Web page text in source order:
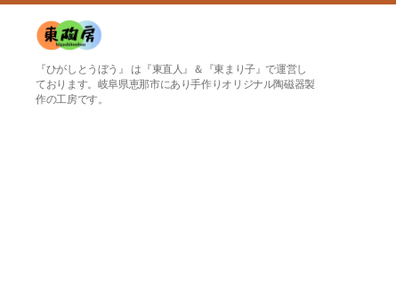
東
陶
房
『ひがしとうぼう』 は『東直人』＆『東まり子』で運営し
ております。岐阜県恵那市にあり手作りオリジナル陶磁器製
作の工房です。